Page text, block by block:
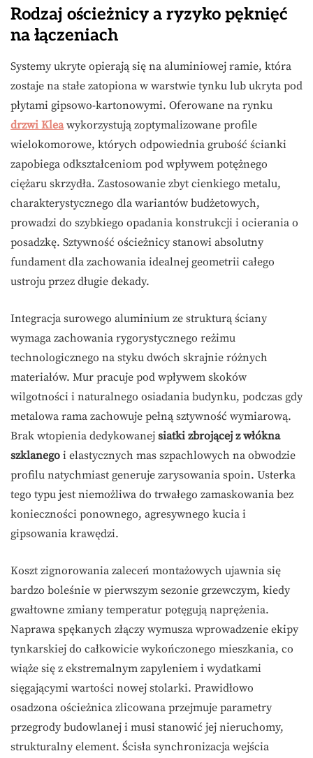
Rodzaj ościeżnicy a ryzyko pęknięć
na łączeniach
Systemy ukryte opierają się na aluminiowej ramie, która
zostaje na stałe zatopiona w warstwie tynku lub ukryta pod
płytami gipsowo-kartonowymi. Oferowane na rynku
drzwi Kleawykorzystują zoptymalizowane profile
wielokomorowe, których odpowiednia grubość ścianki
zapobiega odkształceniom pod wpływem potężnego
ciężaru skrzydła. Zastosowanie zbyt cienkiego metalu,
charakterystycznego dla wariantów budżetowych,
prowadzi do szybkiego opadania konstrukcji i ocierania o
posadzkę. Sztywność ościeżnicy stanowi absolutny
fundament dla zachowania idealnej geometrii całego
ustroju przez długie dekady.
Integracja surowego aluminium ze strukturą ściany
wymaga zachowania rygorystycznego reżimu
technologicznego na styku dwóch skrajnie różnych
materiałów. Mur pracuje pod wpływem skoków
wilgotności i naturalnego osiadania budynku, podczas gdy
metalowa rama zachowuje pełną sztywność wymiarową.
Brak wtopienia dedykowanej siatki zbrojącej z włókna
szklanego i elastycznych mas szpachlowych na obwodzie
profilu natychmiast generuje zarysowania spoin. Usterka
tego typu jest niemożliwa do trwałego zamaskowania bez
konieczności ponownego, agresywnego kucia i
gipsowania krawędzi.
Koszt zignorowania zaleceń montażowych ujawnia się
bardzo boleśnie w pierwszym sezonie grzewczym, kiedy
gwałtowne zmiany temperatur potęgują naprężenia.
Naprawa spękanych złączy wymusza wprowadzenie ekipy
tynkarskiej do całkowicie wykończonego mieszkania, co
wiąże się z ekstremalnym zapyleniem i wydatkami
sięgającymi wartości nowej stolarki. Prawidłowo
osadzona ościeżnica zlicowana przejmuje parametry
przegrody budowlanej i musi stanowić jej nieruchomy,
strukturalny element. Ścisła synchronizacja wejścia